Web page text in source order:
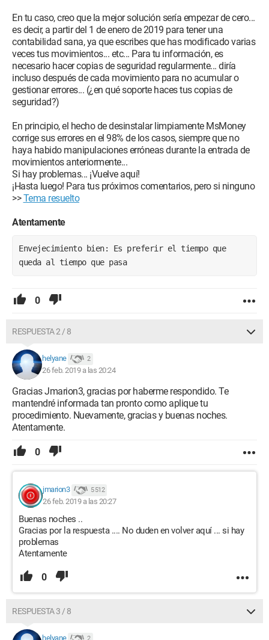
En tu caso, creo que la mejor solución sería empezar de cero...
es decir, a partir del 1 de enero de 2019 para tener una
contabilidad sana, ya que escribes que has modificado varias
veces tus movimientos... etc... Para tu información, es
necesario hacer copias de seguridad regularmente... diría
incluso después de cada movimiento para no acumular o
gestionar errores... (¿en qué soporte haces tus copias de
seguridad?)
En principio, el hecho de desinstalar limpiamente MsMoney
corrige sus errores en el 98% de los casos, siempre que no
haya habido manipulaciones erróneas durante la entrada de
movimientos anteriormente...
Si hay problemas... ¡Vuelve aquí!
¡Hasta luego! Para tus próximos comentarios, pero si ninguno
>>Tema resuelto
Atentamente
Envejecimiento bien: Es preferir el tiempo que
queda al tiempo que pasa
0
RESPUESTA 2 / 8
helyane 2
26 feb. 2019 a las 20:24
Gracias Jmarion3, gracias por haberme respondido. Te
mantendré informada tan pronto como aplique tu
procedimiento. Nuevamente, gracias y buenas noches.
Atentamente.
0
jmarion3 5 512
26 feb. 2019 a las 20:27
Buenas noches ..
Gracias por la respuesta .... No duden en volver aquí ... si hay
problemas
Atentamente
0
RESPUESTA 3 / 8
helyane